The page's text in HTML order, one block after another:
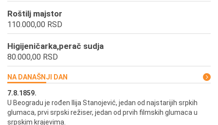
Roštilj majstor
110.000,00 RSD
Higijeničarka,perač sudja
80.000,00 RSD
NA DANAŠNJI DAN
7.8.1859.
U Beogradu je rođen Ilija Stanojević, jedan od najstarijih srpkih
glumaca, prvi srpski režiser, jedan od prvih filmskih glumaca u
srpskim krajevima.